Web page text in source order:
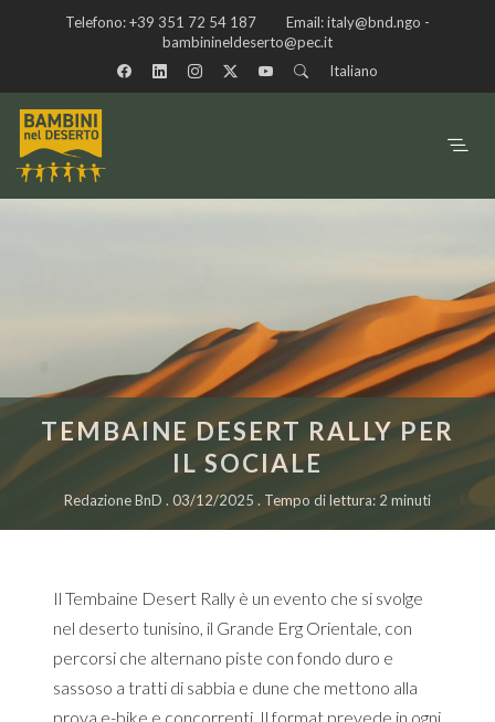
Telefono:+39 351 72 54 187 Email:italy@bnd.ngo -
bambinineldeserto@pec.it
Italiano
TEMBAINE DESERT RALLY PER
IL SOCIALE
Redazione BnD . 03/12/2025 . Tempo di lettura: 2 minuti
Il Tembaine Desert Rally è un evento che si svolge
nel deserto tunisino, il Grande Erg Orientale, con
percorsi che alternano piste con fondo duro e
sassoso a tratti di sabbia e dune che mettono alla
prova e-bike e concorrenti. Il format prevede in ogni